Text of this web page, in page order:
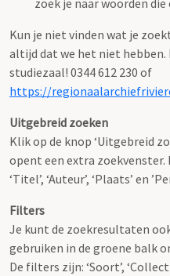
Kun je niet vinden wat je
altijd dat we het niet
studiezaal! 0344 612 230 of
https://
Uitgebreid zoeken
Klik op de knop ‘Uitgebreid
opent een extra zoekvenster.
‘Titel’, ‘Auteur’, ‘Plaats’ en
Filters
Je kunt de zoekresultaten
gebruiken in de groene balk
De filters zijn: ‘Soort’,